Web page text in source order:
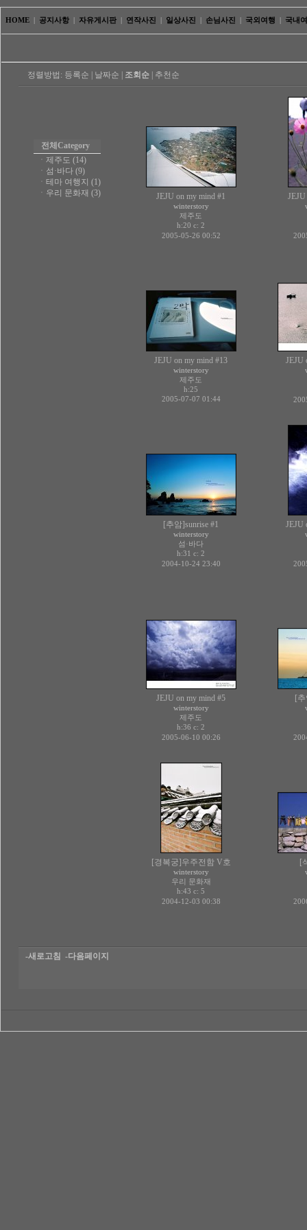
HOME 공지사항 자유게시판 연작사진 일상사진 손님사진 국외여행 국내
정렬방법: 등록순 날짜순 조회순| 추천순
전체 Category
ㆍ 제주도 (14)
ㆍ 섬·바다 (9)
ㆍ 테마 여행지 (1)
ㆍ 우리 문화재 (3) JEJU on my mind #1
winterstory
제주도
h:20 c: 2
2005-05-26 00:52
JEJU on my mind #13
winterstory
제주도
h:25
2005-07-07 01:44
JEJU
[추암]sunrise #1
winterstory
섬·바다
h:31 c: 2
2004-10-24 23:40
JEJU
JEJU on my mind #5
winterstory
제주도
h:36 c: 2
2005-06-10 00:26
[
[경복궁]우주전함 V호
winterstory
우리 문화재
h:43 c: 5
2004-12-03 00:38
[
-새로고침 -다음페이지